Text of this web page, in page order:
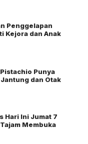
Penggelapan
Kejora dan Anak
Punya
dan Otak
Hari Ini Jumat 7
Membuka